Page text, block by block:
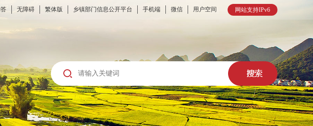
网站支持IPv6
无障碍 繁体版 乡镇部门信息公开平台 手机端 微信 用户空间